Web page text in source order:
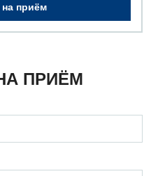
на приём
ПРИЁМ